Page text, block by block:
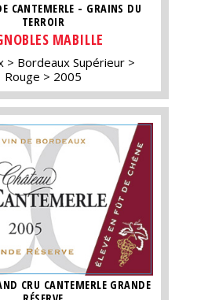
CANTEMERLE - GRAINS DU
TERROIR
MABILLE
Bordeaux Supérieur
Rouge
2005
CRU CANTEMERLE GRANDE